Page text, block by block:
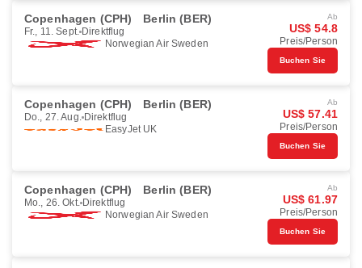
Copenhagen (CPH) Berlin (BER)
Fr., 11. Sept. Direktflug
Norwegian Air Sweden
Ab
US$ 54.8
Preis/Person
Buchen Sie
Copenhagen (CPH) Berlin (BER)
Do., 27. Aug. Direktflug
EasyJet UK
Ab
US$ 57.41
Preis/Person
Buchen Sie
Copenhagen (CPH) Berlin (BER)
Mo., 26. Okt. Direktflug
Norwegian Air Sweden
Ab
US$ 61.97
Preis/Person
Buchen Sie